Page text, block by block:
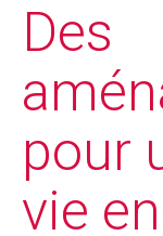
Des
pour
vie